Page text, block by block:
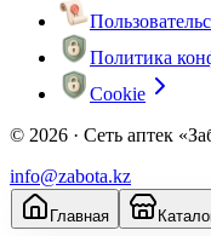
Политика
Cookie
© 2026 · Сеть аптек
info@zabota.kz
Главная